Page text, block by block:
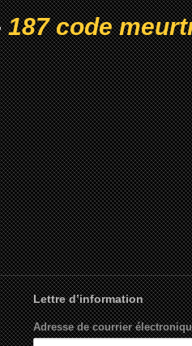
187 code
Lettre d’information
Adresse de courrier